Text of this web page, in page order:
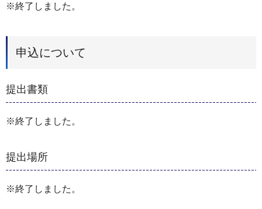
※終了しました。
申込について
提出書類
※終了しました。
提出場所
※終了しました。